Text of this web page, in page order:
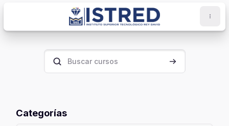
Bloques
Buscar cursos Buscar cursos
Categorías